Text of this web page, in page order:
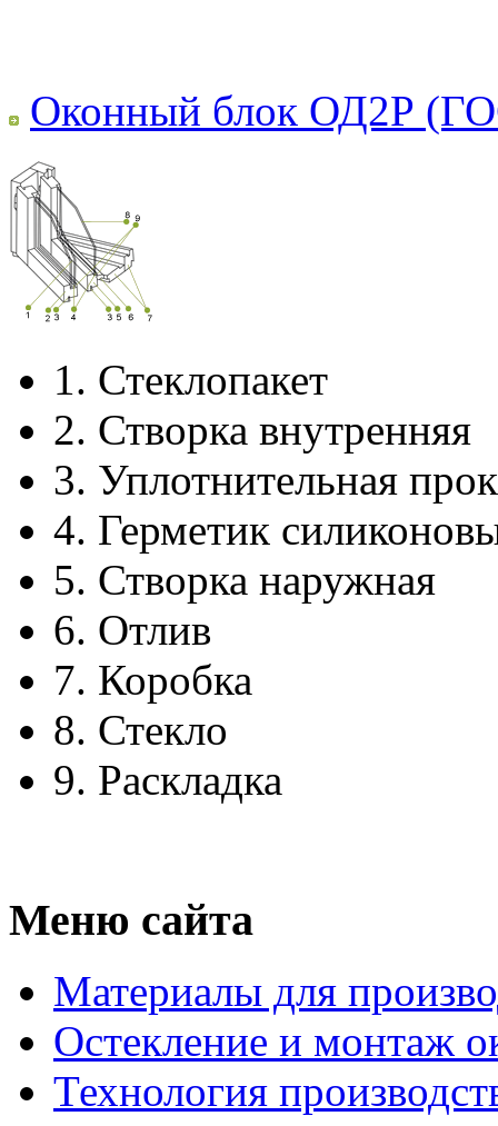
Оконный блок ОД2Р
1. Стеклопакет
2. Створка внутренняя
3. Уплотнительная
4. Герметик
5. Створка наружная
6. Отлив
7. Коробка
8. Стекло
9. Раскладка
Меню сайта
Материалы для
Остекление и монтаж
Технология